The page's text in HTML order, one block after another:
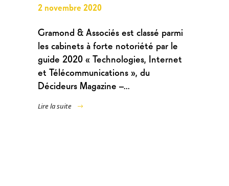
2 novembre 2020
Gramond & Associés est classé parmi
les cabinets à forte notoriété par le
guide 2020 « Technologies, Internet
et Télécommunications », du
Décideurs Magazine –...
Lire la suite